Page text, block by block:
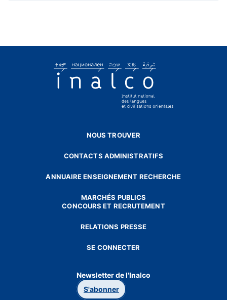
NOUS TROUVER
CONTACTS ADMINISTRATIFS
ANNUAIRE ENSEIGNEMENT RECHERCHE
MARCHÉS PUBLICS
CONCOURS ET RECRUTEMENT
RELATIONS PRESSE
SE CONNECTER
Newsletter de l'Inalco
S'abonner